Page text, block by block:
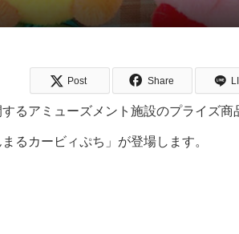
Post Share
るアミューズメント施設のプライズ
るカービィぷち」が登場します。